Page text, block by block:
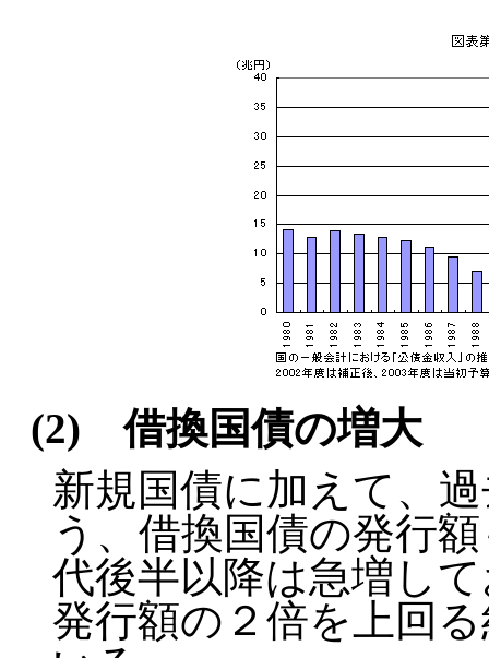
(2) 借換国債の増大
新規国債に加えて、
う、借換国債の発行
代後半以降は急増し
発行額の２倍を上回